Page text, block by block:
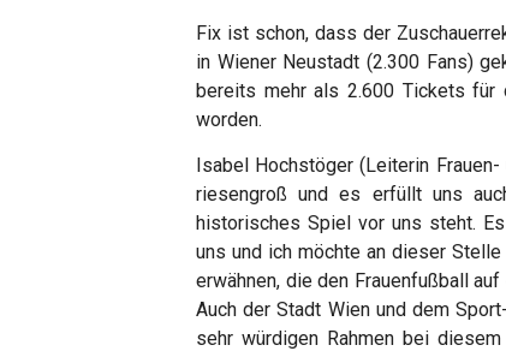
Fix ist schon, dass der
in Wiener Neustadt (2.300 Fans)
bereits mehr als 2.600 Tickets für
worden.
Isabel Hochstöger (Leiterin
riesengroß und es erfüllt uns
historisches Spiel vor uns steht.
uns und ich möchte an dieser
erwähnen, die den Frauenfußball
Auch der Stadt Wien und dem
sehr würdigen Rahmen bei